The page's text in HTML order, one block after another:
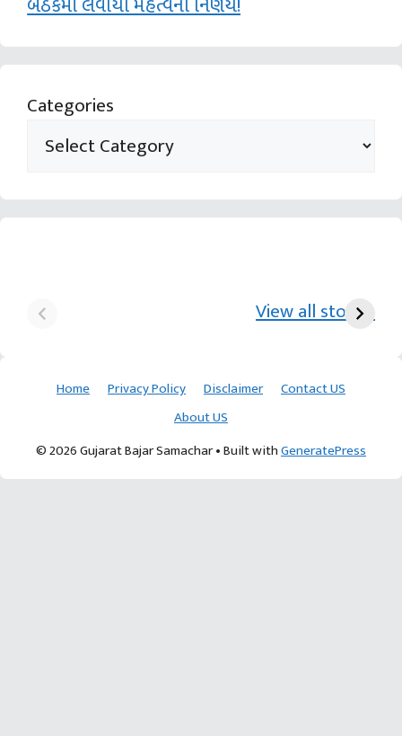
Categories
View all stories
ખેડૂતની કમાલ આચાર્ય દેવવ્રતજી
Home Privacy Policy Disclaimer
Contact US
About US
© 2026 Gujarat Bajar Samachar• Built withGeneratePress